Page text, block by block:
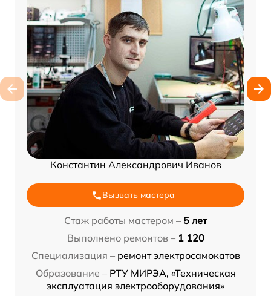
Константин Александрович Иванов
Вызвать мастера
Стаж работы мастером – 5 лет
Выполнено ремонтов – 1 120
Специализация – ремонт электросамокатов
Образование – РТУ МИРЭА, «Техническая
эксплуатация электрооборудования»